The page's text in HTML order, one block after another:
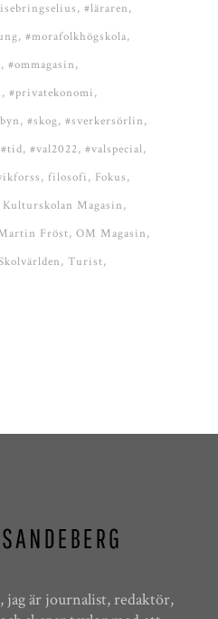
#läraren
#morafolkhögskola
#ommagasin
#privatekonomi
#skog #sverkersörlin
#tid #val2022 #valspecial
filosofi
Fokus
Kulturskolan Magasin
Fröst OM Magasin
Turist
är journalist, redaktör,